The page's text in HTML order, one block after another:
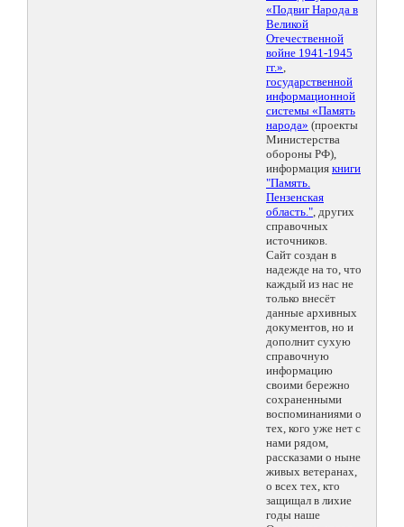
«Подвиг Народа в
Великой
Отечественной
войне 1941-1945
гг.»,
государственной
информационной
системы «Память
народа» (проекты
Министерства
обороны РФ),
информация книги
"Память.
Пензенская
область.", других
справочных
источников.
Сайт создан в
надежде на то, что
каждый из нас не
только внесёт
данные архивных
документов, но и
дополнит сухую
справочную
информацию
своими бережно
сохраненными
воспоминаниями о
тех, кого уже нет с
нами рядом,
рассказами о ныне
живых ветеранах,
о всех тех, кто
защищал в лихие
годы наше